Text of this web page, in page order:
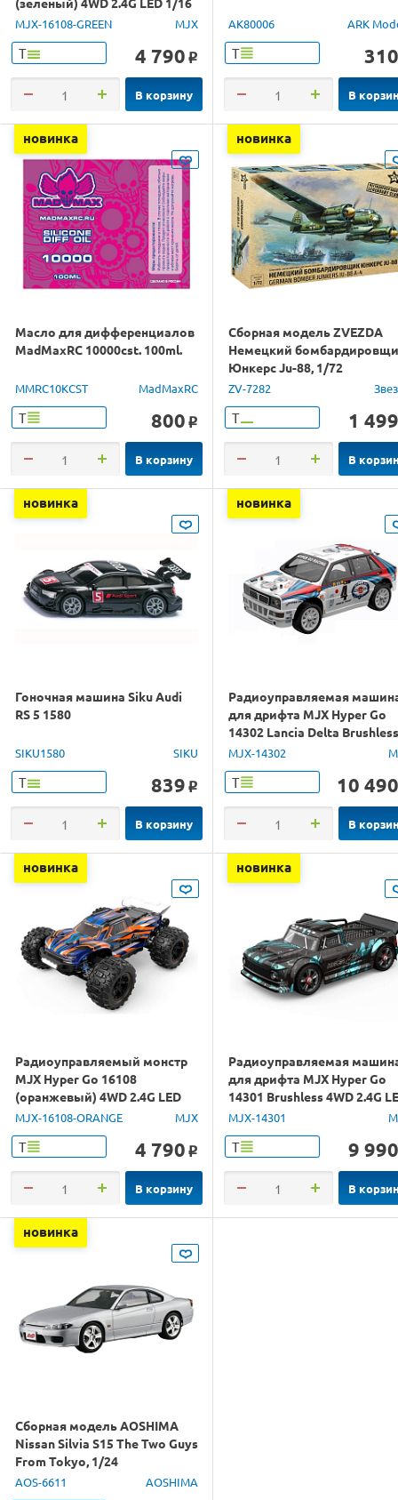
RTR
MJX-16108-GREEN MJX
Т 4 790 o
В корзину
AK80006 ARK
Т 310
В
новинка
Масло для дифференциалов
MadMaxRC 10000cst. 100ml.
MMRC10KCST MadMaxRC
Т 800 o
В корзину
новинка
Сборная модель ZVEZDA
Немецкий
Юнкерс Ju-88, 1/72
ZV-7282
Т 1 499
В
новинка
Гоночная машина Siku Audi
RS 5 1580
SIKU1580 SIKU
Т 839 o
В корзину
новинка
Радиоуправляемая
для дрифта MJX Hyper Go
14302 Lancia Delta Brushless
4WD 2.4G LED 1/14 RTR
MJX-14302
Т 10 490
В
новинка
Радиоуправляемый монстр
MJX Hyper Go 16108
(оранжевый) 4WD 2.4G LED
1/16 RTR
MJX-16108-ORANGE MJX
Т 4 790 o
В корзину
новинка
Радиоуправляемая
для дрифта MJX Hyper Go
14301 Brushless 4WD 2.4G
1/14 RTR
MJX-14301
Т 9 990
В
новинка
Сборная модель AOSHIMA
Nissan Silvia S15 The Two Guys
From Tokyo, 1/24
AOS-6611 AOSHIMA